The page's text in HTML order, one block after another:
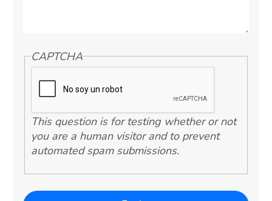
CAPTCHA
This question is for testing whether or not
you are a human visitor and to prevent
automated spam submissions.